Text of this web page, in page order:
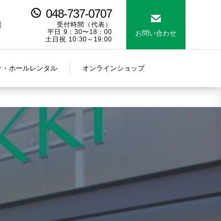
048-737-0707
受付時間（代表）
平日 9：30〜18：00
土日祝 10:30～19:00
お問い合わせ
・ホールレンタル オンラインショップ